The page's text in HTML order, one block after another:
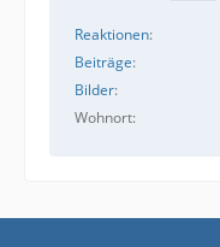
Reaktionen
Beiträge
Bilder
Wohnort